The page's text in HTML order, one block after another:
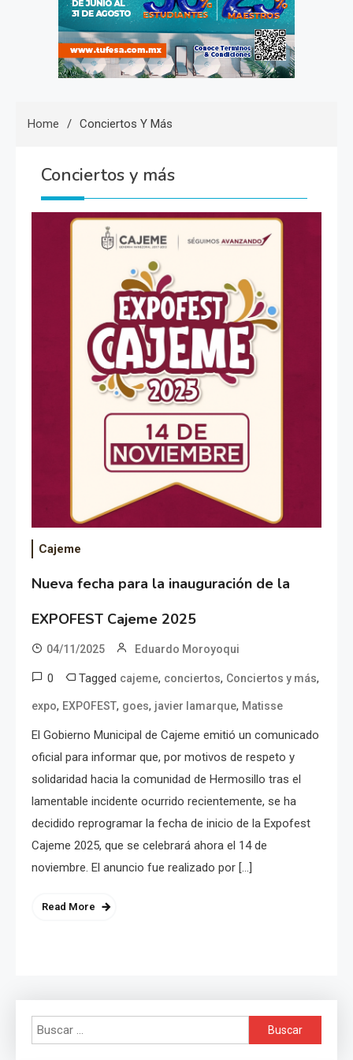
Home Conciertos Y Más
Conciertos y más
Cajeme
Nueva fecha para la inauguración de la
EXPOFEST Cajeme 2025
04/11/2025 Eduardo Moroyoqui
0 Tagged cajeme, conciertos, Conciertos y más,
expo, EXPOFEST, goes, javier lamarque, Matisse
El Gobierno Municipal de Cajeme emitió un comunicado
oficial para informar que, por motivos de respeto y
solidaridad hacia la comunidad de Hermosillo tras el
lamentable incidente ocurrido recientemente, se ha
decidido reprogramar la fecha de inicio de la Expofest
Cajeme 2025, que se celebrará ahora el 14 de
noviembre. El anuncio fue realizado por […]
Read More
Buscar: